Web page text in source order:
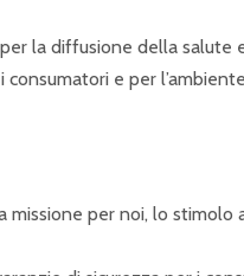
la diffusione della
e per
missione per noi, lo